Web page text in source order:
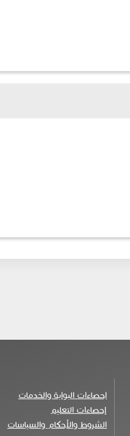
احصاءات البوابة والخدمات
إحصاءات التعليم
الشروط والأحكام والسياسات